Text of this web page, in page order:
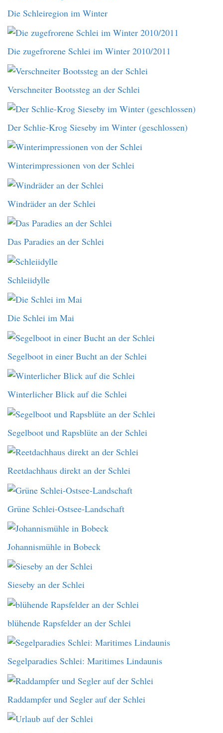
Die Schleiregion im Winter
Die zugefrorene Schlei im Winter 2010/2011
Verschneiter Bootssteg an der Schlei
Der Schlie-Krog Sieseby im Winter (geschlossen)
Winterimpressionen von der Schlei
Windräder an der Schlei
Das Paradies an der Schlei
Schleiidylle
Die Schlei im Mai
Segelboot in einer Bucht an der Schlei
Winterlicher Blick auf die Schlei
Segelboot und Rapsblüte an der Schlei
Reetdachhaus direkt an der Schlei
Grüne Schlei-Ostsee-Landschaft
Johannismühle in Bobeck
Sieseby an der Schlei
blühende Rapsfelder an der Schlei
Segelparadies Schlei: Maritimes Lindaunis
Raddampfer und Segler auf der Schlei